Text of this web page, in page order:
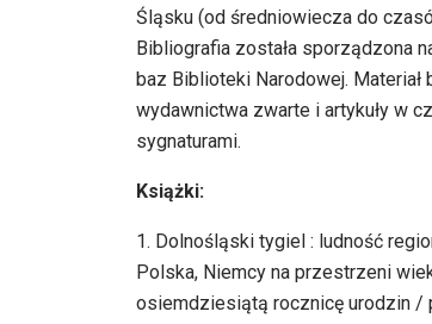
Śląsku (od średniowiecza do
Bibliografia została sporządzona
baz Biblioteki Narodowej.
wydawnictwa zwarte i artykuły w
sygnaturami.
Książki:
1. Dolnośląski tygiel : ludność
Polska, Niemcy na przestrzeni
osiemdziesiątą rocznicę urodzin /